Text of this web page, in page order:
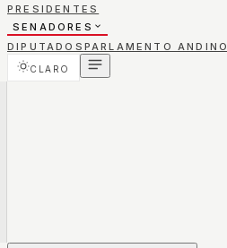
PRESIDENTES
SENADORES
DIPUTADOS PARLAMENTO ANDINO
CLARO